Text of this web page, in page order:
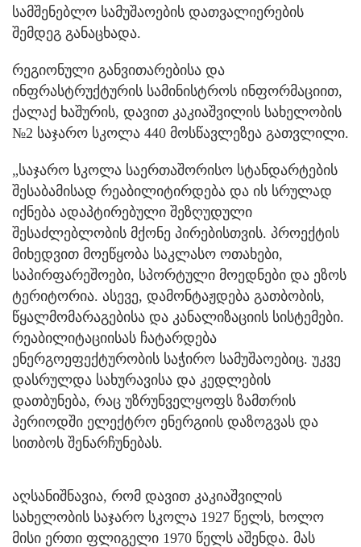
სამშენებლო სამუშაოების დათვალიერების
შემდეგ განაცხადა.
რეგიონული განვითარებისა და
ინფრასტრუქტურის სამინისტროს ინფორმაციით,
ქალაქ ხაშურის, დავით კაკიაშვილის სახელობის
№2 საჯარო სკოლა 440 მოსწავლეზეა გათვლილი.
„საჯარო სკოლა საერთაშორისო სტანდარტების
შესაბამისად რეაბილიტირდება და ის სრულად
იქნება ადაპტირებული შეზღუდული
შესაძლებლობის მქონე პირებისთვის. პროექტის
მიხედვით მოეწყობა საკლასო ოთახები,
საპირფარეშოები, სპორტული მოედნები და ეზოს
ტერიტორია. ასევე, დამონტაჟდება გათბობის,
წყალმომარაგებისა და კანალიზაციის სისტემები.
რეაბილიტაციისას ჩატარდება
ენერგოეფექტურობის საჭირო სამუშაოებიც. უკვე
დასრულდა სახურავისა და კედლების
დათბუნება, რაც უზრუნველყოფს ზამთრის
პერიოდში ელექტრო ენერგიის დაზოგვას და
სითბოს შენარჩუნებას.
აღსანიშნავია, რომ დავით კაკიაშვილის
სახელობის საჯარო სკოლა 1927 წელს, ხოლო
მისი ერთი ფლიგელი 1970 წელს აშენდა. მას